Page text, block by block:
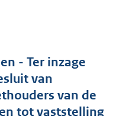
o
t
t
- Ter inzage
van
van de
tot vaststelling